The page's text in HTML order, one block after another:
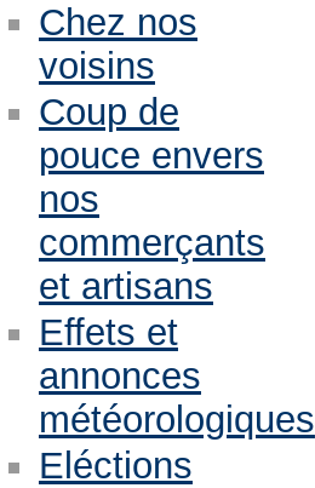
Chez nos
voisins
Coup de
pouce envers
nos
commerçants
et artisans
Effets et
annonces
météorologiques
Eléctions